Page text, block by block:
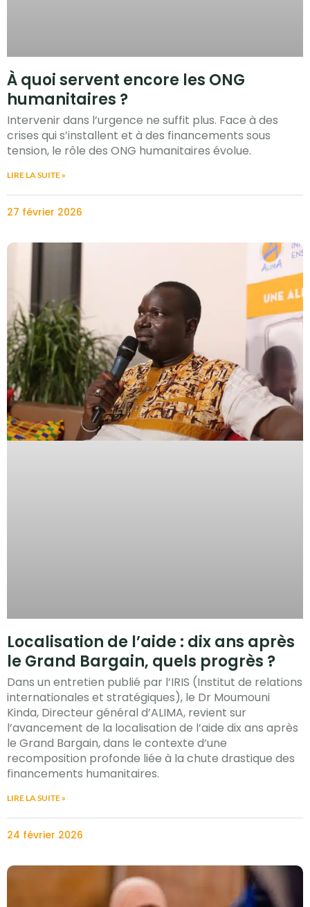
À quoi servent encore les ONG
humanitaires ?
Intervenir dans l’urgence ne suffit plus. Face à des
crises qui s’installent et à des financements sous
tension, le rôle des ONG humanitaires évolue.
LIRE LA SUITE »
27 février 2026
Localisation de l’aide : dix ans après
le Grand Bargain, quels progrès ?
Dans un entretien publié par l’IRIS (Institut de relations
internationales et stratégiques), le Dr Moumouni
Kinda, Directeur général d’ALIMA, revient sur
l’avancement de la localisation de l’aide dix ans après
le Grand Bargain, dans le contexte d’une
recomposition profonde liée à la chute drastique des
financements humanitaires.
LIRE LA SUITE »
24 février 2026